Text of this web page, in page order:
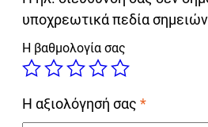
υποχρεωτικά πεδία
Η βαθμολογία σας
Η αξιολόγησή σας *